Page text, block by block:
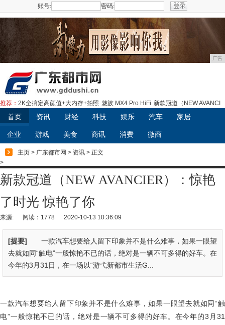
账号: 密码:
广告
推荐： 2K全搞定高颜值+大内存+拍照 魅族 MX4 Pro HiFi 新款冠道（NEW AVANCI
首页 资讯 财经 科技 娱乐 汽车 家居
企业 游戏 美食 商讯 消费 微商
主页 > 广东都市网 > 资讯 > 正文
>
新款冠道（NEW AVANCIER）：惊艳
了时光 惊艳了你
来源: 阅读：1778 2020-10-13 10:36:09
[提要] 一款汽车想要给人留下印象并不是什么难事，如果一眼望
去就如同“触电”一般惊艳不已的话，绝对是一辆不可多得的好车。在
今年的3月31日，在一场以“游弋新都市生活G...
一款汽车想要给人留下印象并不是什么难事，如果一眼望去就如同“触
电”一般惊艳不已的话，绝对是一辆不可多得的好车。在今年的3月31